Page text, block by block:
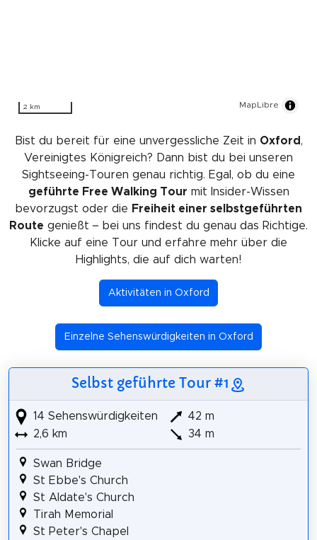
2 km MapLibre
Bist du bereit für eine unvergessliche Zeit in Oxford ,
Vereinigtes Königreich? Dann bist du bei unseren
Sightseeing-Touren genau richtig. Egal, ob du eine
geführte Free Walking Tour mit Insider-Wissen
bevorzugst oder die Freiheit einer selbstgeführten
Route genießt – bei uns findest du genau das Richtige.
Klicke auf eine Tour und erfahre mehr über die
Highlights, die auf dich warten!
Aktivitäten in Oxford
Einzelne Sehenswürdigkeiten in Oxford
Selbst geführte Tour #1
14 Sehenswürdigkeiten
2,6 km
42 m
34 m
Swan Bridge
St Ebbe's Church
St Aldate's Church
Tirah Memorial
St Peter's Chapel